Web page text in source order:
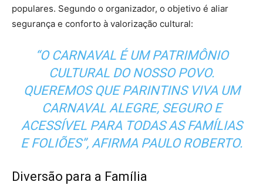
populares. Segundo o organizador, o objetivo é aliar
segurança e conforto à valorização cultural:
“O CARNAVAL É UM PATRIMÔNIO
CULTURAL DO NOSSO POVO.
QUEREMOS QUE PARINTINS VIVA UM
CARNAVAL ALEGRE, SEGURO E
ACESSÍVEL PARA TODAS AS FAMÍLIAS
E FOLIÕES”, AFIRMA PAULO ROBERTO.
Diversão para a Família